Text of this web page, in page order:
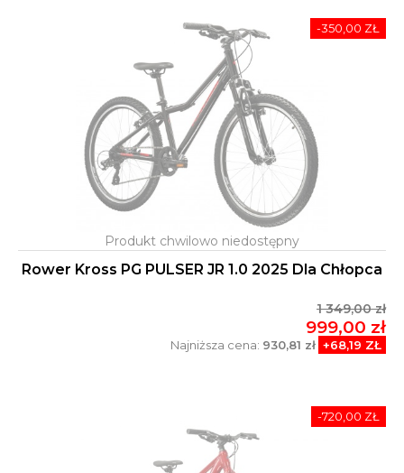
Rower Kross PG PULSER JR 1.0 2025 Dla Chłopca
1 349,00 zł
999,00 zł
Najniższa cena: 930,81 zł +68,19 ZŁ
-350,00 ZŁ
-720,00 ZŁ